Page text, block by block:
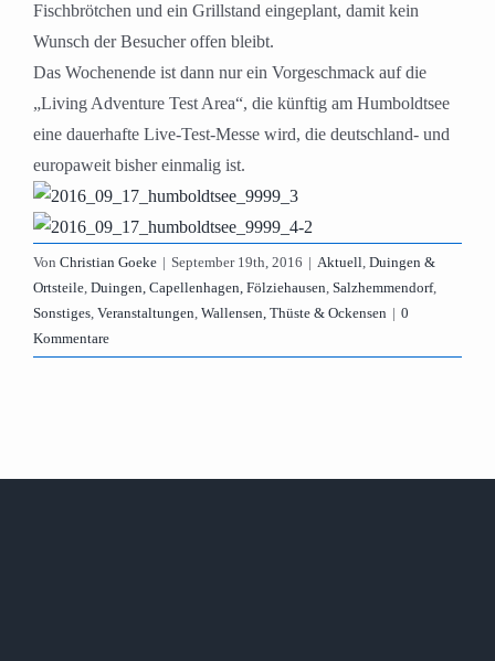
Fischbrötchen und ein Grillstand eingeplant, damit kein
Wunsch der Besucher offen bleibt.
Das Wochenende ist dann nur ein Vorgeschmack auf die
„Living Adventure Test Area“, die künftig am Humboldtsee
eine dauerhafte Live-Test-Messe wird, die deutschland- und
europaweit bisher einmalig ist.
Von Christian Goeke | September 19th, 2016 | Aktuell, Duingen &
Ortsteile, Duingen, Capellenhagen, Fölziehausen, Salzhemmendorf,
Sonstiges, Veranstaltungen, Wallensen, Thüste & Ockensen | 0
Kommentare